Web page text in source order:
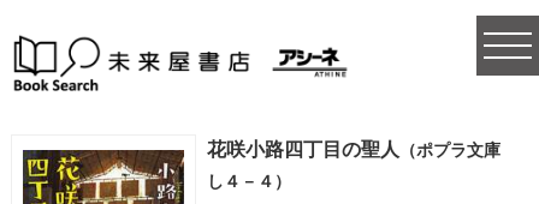
花咲小路四丁目の聖人
（ポプラ文庫
し４－４）